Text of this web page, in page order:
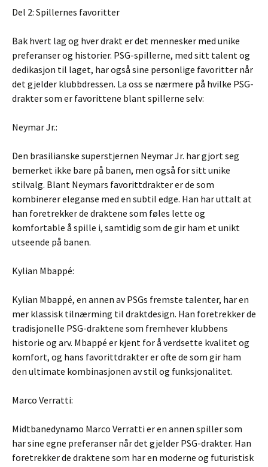
Del 2: Spillernes favoritter
Bak hvert lag og hver drakt er det mennesker med unike
preferanser og historier. PSG-spillerne, med sitt talent og
dedikasjon til laget, har også sine personlige favoritter når
det gjelder klubbdressen. La oss se nærmere på hvilke PSG-
drakter som er favorittene blant spillerne selv:
Neymar Jr.:
Den brasilianske superstjernen Neymar Jr. har gjort seg
bemerket ikke bare på banen, men også for sitt unike
stilvalg. Blant Neymars favorittdrakter er de som
kombinerer eleganse med en subtil edge. Han har uttalt at
han foretrekker de draktene som føles lette og
komfortable å spille i, samtidig som de gir ham et unikt
utseende på banen.
Kylian Mbappé:
Kylian Mbappé, en annen av PSGs fremste talenter, har en
mer klassisk tilnærming til draktdesign. Han foretrekker de
tradisjonelle PSG-draktene som fremhever klubbens
historie og arv. Mbappé er kjent for å verdsette kvalitet og
komfort, og hans favorittdrakter er ofte de som gir ham
den ultimate kombinasjonen av stil og funksjonalitet.
Marco Verratti:
Midtbanedynamo Marco Verratti er en annen spiller som
har sine egne preferanser når det gjelder PSG-drakter. Han
foretrekker de draktene som har en moderne og futuristisk